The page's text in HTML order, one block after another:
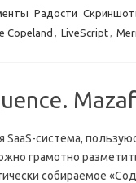
Радости
Copeland , LiveScript,
SaaS-система,
грамотно
собираемое